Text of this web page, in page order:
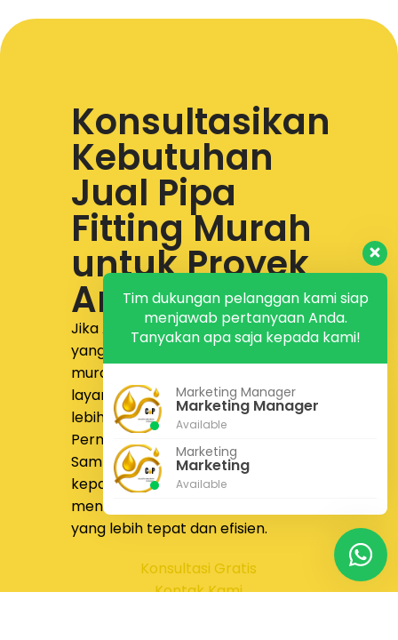
Konsultasikan
Kebutuhan
Jual Pipa
Fitting Murah
untuk Proyek
Anda
Jika Anda sedang mencari supplier
yang menyediakan
jual pipa fitting
murah dengan produk lengkap,
layanan responsif, dan proses yang
lebih nyaman,
PT Calista Anugrah
Permatasiap membantu.
Sampaikan kebutuhan proyek Anda
kepada tim kami untuk
mendapatkan solusi pengadaan
yang lebih tepat dan efisien.
Konsultasi Gratis
Kontak Kami
Tim dukungan pelanggan kami siap
menjawab pertanyaan Anda.
Tanyakan apa saja kepada kami!
Marketing Manager
Marketing Manager
Available
Marketing
Marketing
Available